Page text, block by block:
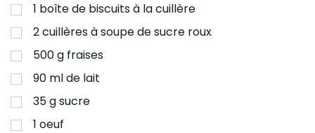
1 boîte de biscuits à la cuillère
2cuillères à soupe de sucre roux
500g fraises
90 mlde lait
35gsucre
1 oeuf